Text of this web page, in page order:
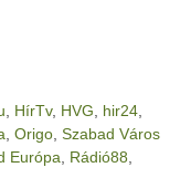
HírTv, HVG hir24
Origo Szabad Város
Európa Rádió88